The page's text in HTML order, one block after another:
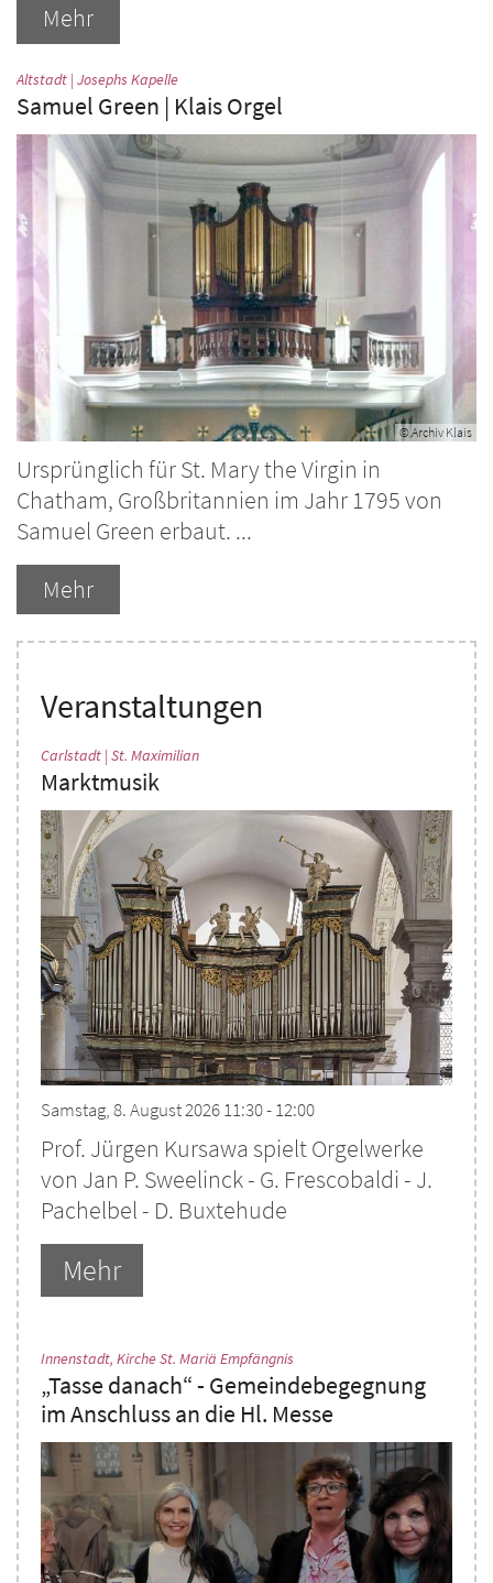
Mehr
Altstadt | Josephs Kapelle:
Samuel Green | Klais Orgel
© Archiv Klais
Ursprünglich für St. Mary the Virgin in
Chatham, Großbritannien im Jahr 1795 von
Samuel Green erbaut. ...
Mehr
Veranstaltungen
Carlstadt | St. Maximilian:
Marktmusik
Samstag, 8. August 2026 11:30 - 12:00
Prof. Jürgen Kursawa spielt Orgelwerke
von Jan P. Sweelinck - G. Frescobaldi - J.
Pachelbel - D. Buxtehude
Mehr
Innenstadt, Kirche St. Mariä Empfängnis
„Tasse danach“ - Gemeindebegegnung
im Anschluss an die Hl. Messe